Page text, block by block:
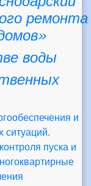
ремонта
воды
и
ситуаций.
пуска и